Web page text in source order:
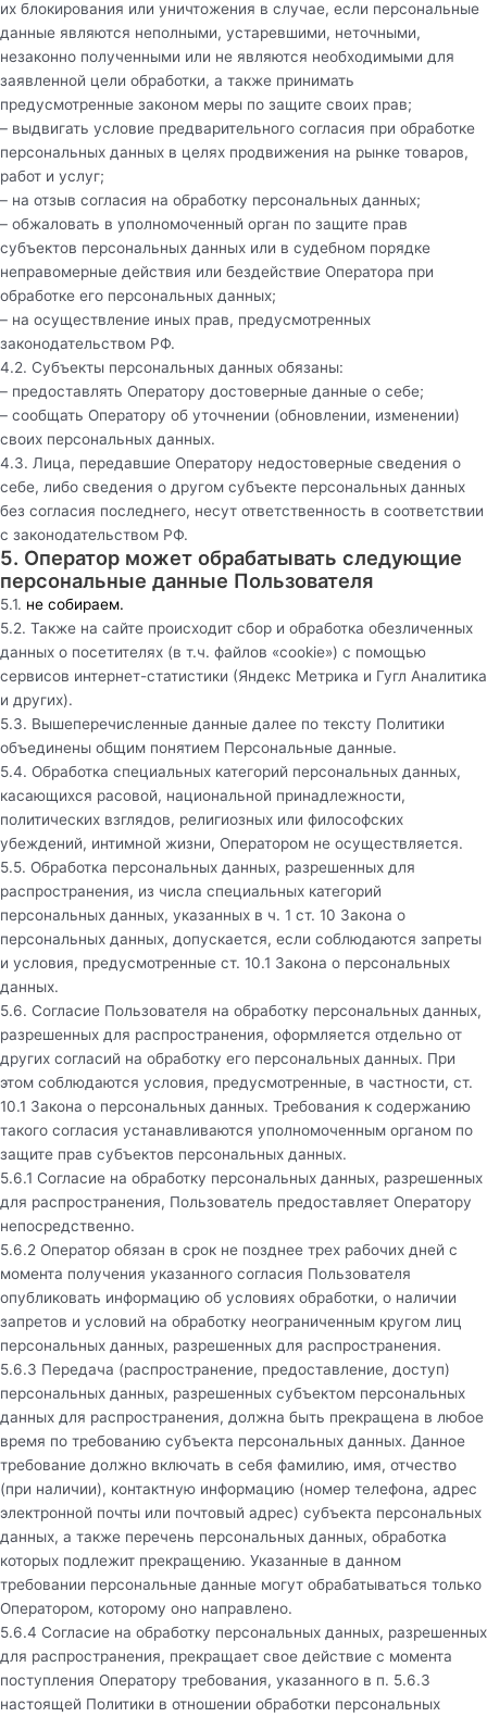
их блокирования или уничтожения в случае, если персональные
данные являются неполными, устаревшими, неточными,
незаконно полученными или не являются необходимыми для
заявленной цели обработки, а также принимать
предусмотренные законом меры по защите своих прав;
– выдвигать условие предварительного согласия при обработке
персональных данных в целях продвижения на рынке товаров,
работ и услуг;
– на отзыв согласия на обработку персональных данных;
– обжаловать в уполномоченный орган по защите прав
субъектов персональных данных или в судебном порядке
неправомерные действия или бездействие Оператора при
обработке его персональных данных;
– на осуществление иных прав, предусмотренных
законодательством РФ.
4.2. Субъекты персональных данных обязаны:
– предоставлять Оператору достоверные данные о себе;
– сообщать Оператору об уточнении (обновлении, изменении)
своих персональных данных.
4.3. Лица, передавшие Оператору недостоверные сведения о
себе, либо сведения о другом субъекте персональных данных
без согласия последнего, несут ответственность в соответствии
с законодательством РФ.
5. Оператор может обрабатывать следующие
персональные данные Пользователя
5.1. не собираем.
5.2. Также на сайте происходит сбор и обработка обезличенных
данных о посетителях (в т.ч. файлов «cookie») с помощью
сервисов интернет-статистики (Яндекс Метрика и Гугл Аналитика
и других).
5.3. Вышеперечисленные данные далее по тексту Политики
объединены общим понятием Персональные данные.
5.4. Обработка специальных категорий персональных данных,
касающихся расовой, национальной принадлежности,
политических взглядов, религиозных или философских
убеждений, интимной жизни, Оператором не осуществляется.
5.5. Обработка персональных данных, разрешенных для
распространения, из числа специальных категорий
персональных данных, указанных в ч. 1 ст. 10 Закона о
персональных данных, допускается, если соблюдаются запреты
и условия, предусмотренные ст. 10.1 Закона о персональных
данных.
5.6. Согласие Пользователя на обработку персональных данных,
разрешенных для распространения, оформляется отдельно от
других согласий на обработку его персональных данных. При
этом соблюдаются условия, предусмотренные, в частности, ст.
10.1 Закона о персональных данных. Требования к содержанию
такого согласия устанавливаются уполномоченным органом по
защите прав субъектов персональных данных.
5.6.1 Согласие на обработку персональных данных, разрешенных
для распространения, Пользователь предоставляет Оператору
непосредственно.
5.6.2 Оператор обязан в срок не позднее трех рабочих дней с
момента получения указанного согласия Пользователя
опубликовать информацию об условиях обработки, о наличии
запретов и условий на обработку неограниченным кругом лиц
персональных данных, разрешенных для распространения.
5.6.3 Передача (распространение, предоставление, доступ)
персональных данных, разрешенных субъектом персональных
данных для распространения, должна быть прекращена в любое
время по требованию субъекта персональных данных. Данное
требование должно включать в себя фамилию, имя, отчество
(при наличии), контактную информацию (номер телефона, адрес
электронной почты или почтовый адрес) субъекта персональных
данных, а также перечень персональных данных, обработка
которых подлежит прекращению. Указанные в данном
требовании персональные данные могут обрабатываться только
Оператором, которому оно направлено.
5.6.4 Согласие на обработку персональных данных, разрешенных
для распространения, прекращает свое действие с момента
поступления Оператору требования, указанного в п. 5.6.3
настоящей Политики в отношении обработки персональных